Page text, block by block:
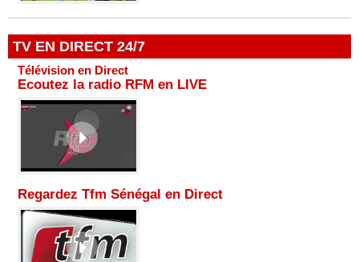
TV EN DIRECT 24/7
Télévision en Direct
Ecoutez la radio RFM en LIVE
Regardez Tfm Sénégal en Direct